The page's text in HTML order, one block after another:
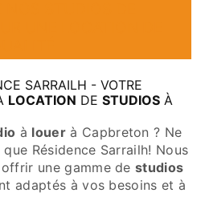
SARRAILH - VOTRE
LOCATION DE STUDIOS À
à louerà Capbreton ? Ne
Résidence Sarrailh! Nous
une gamme destudios
adaptés à vos besoins et à